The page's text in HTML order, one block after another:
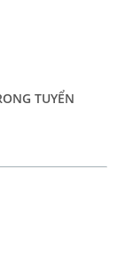
TUYỂN